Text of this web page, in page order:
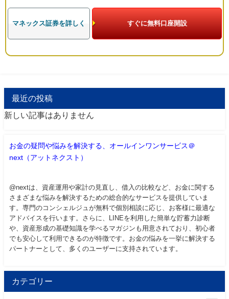
マネックス証券を詳しく すぐに無料口座開設
最近の投稿
新しい記事はありません
お金の疑問や悩みを解決する、オールインワンサービス＠
next（アットネクスト）
@nextは、資産運用や家計の見直し、借入の比較など、お金に関する
さまざまな悩みを解決するための総合的なサービスを提供していま
す。専門のコンシェルジュが無料で個別相談に応じ、お客様に最適な
アドバイスを行います。さらに、LINEを利用した簡単な貯蓄力診断
や、資産形成の基礎知識を学べるマガジンも用意されており、初心者
でも安心して利用できるのが特徴です。お金の悩みを一挙に解決する
パートナーとして、多くのユーザーに支持されています。
カテゴリー